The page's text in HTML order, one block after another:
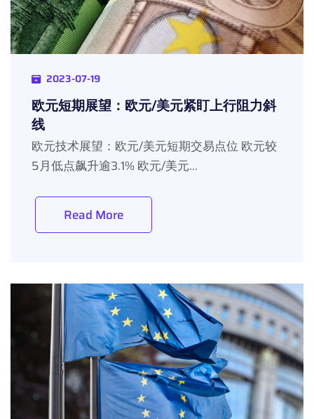
2023-07-19
欧元短期展望：欧元/美元紧盯上行阻力斜
线
欧元技术展望：欧元/美元短期交易点位 欧元较
5月低点飙升逾3.1% 欧元/美元...
Read More